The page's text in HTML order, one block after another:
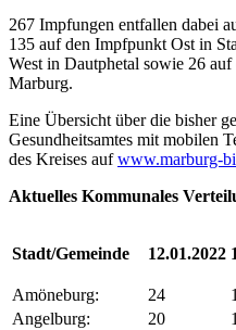
267 Impfungen entfallen dabei
135 auf den Impfpunkt Ost in
West in Dautphetal sowie 26
Marburg.
Eine Übersicht über die bisher
Gesundheitsamtes mit mobilen
des Kreises aufwww.marburg-
Aktuelles Kommunales
Stadt/Gemeinde 12.01.2022
Amöneburg: 24
Angelburg:
20